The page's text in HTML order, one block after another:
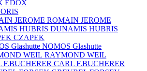
EDOX
ORIS
ROMAIN JEROME
DUNAMIS HUBRIS
CZAPEK
NOMOS Glashutte
RAYMOND WEIL
CARL F.BUCHERER